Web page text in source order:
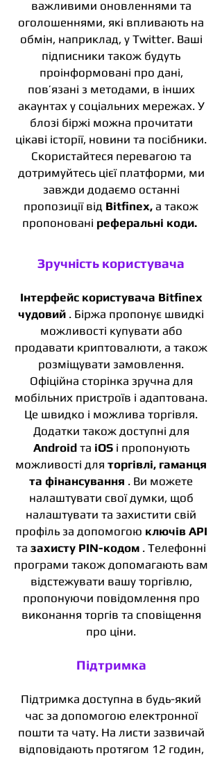
важливими оновленнями та
оголошеннями, які впливають на
обмін, наприклад, у Twitter. Ваші
підписники також будуть
проінформовані про дані,
пов’язані з методами, в інших
акаунтах у соціальних мережах. У
блозі біржі можна прочитати
цікаві історії, новини та посібники.
Скористайтеся перевагою та
дотримуйтесь цієї платформи, ми
завжди додаємо останні
пропозиції від Bitfinex, а також
пропоновані реферальні коди.
Зручність користувача
Інтерфейс користувача Bitfinex
чудовий . Біржа пропонує швидкі
можливості купувати або
продавати криптовалюти, а також
розміщувати замовлення.
Офіційна сторінка зручна для
мобільних пристроїв і адаптована.
Це швидко і можлива торгівля.
Додатки також доступні для
Androidта iOSі пропонують
можливості для торгівлі, гаманця
та фінансування . Ви можете
налаштувати свої думки, щоб
налаштувати та захистити свій
профіль за допомогою ключів API
та захисту PIN-кодом . Телефонні
програми також допомагають вам
відстежувати вашу торгівлю,
пропонуючи повідомлення про
виконання торгів та сповіщення
про ціни.
Підтримка
Підтримка доступна в будь-який
час за допомогою електронної
пошти та чату. На листи зазвичай
відповідають протягом 12 годин,